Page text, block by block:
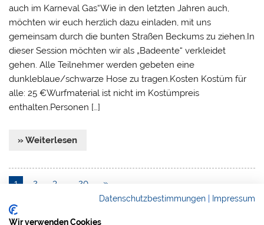
auch im Karneval Gas“Wie in den letzten Jahren auch,
möchten wir euch herzlich dazu einladen, mit uns
gemeinsam durch die bunten Straßen Beckums zu ziehen.In
dieser Session möchten wir als „Badeente“ verkleidet
gehen. Alle Teilnehmer werden gebeten eine
dunkleblaue/schwarze Hose zu tragen.Kosten Kostüm für
alle: 25 €Wurfmaterial ist nicht im Kostümpreis
enthalten.Personen […]
» Weiterlesen
1 2 3 20 »
Datenschutzbestimmungen Impressum
Wir verwenden Cookies